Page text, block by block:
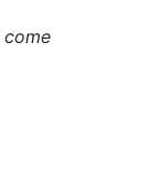
come